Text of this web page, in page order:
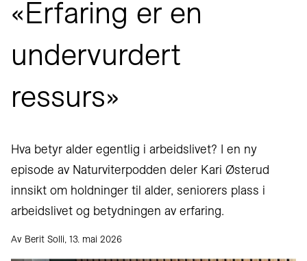
«Erfaring er en
undervurdert
ressurs»
Hva betyr alder egentlig i arbeidslivet? I en ny
episode av Naturviterpodden deler Kari Østerud
innsikt om holdninger til alder, seniorers plass i
arbeidslivet og betydningen av erfaring.
Av Berit Solli, 13. mai 2026